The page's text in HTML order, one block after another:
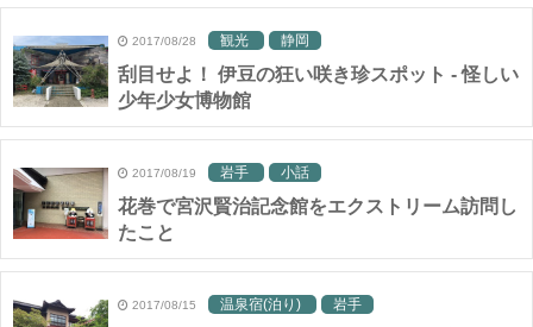
2017/08/28 観光 静岡
刮目せよ！ 伊豆の狂い咲き珍スポット - 怪しい
少年少女博物館
2017/08/19 岩手 小話
花巻で宮沢賢治記念館をエクストリーム訪問し
たこと
2017/08/15 温泉宿(泊り) 岩手